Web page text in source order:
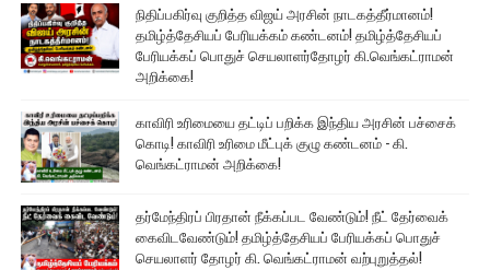
நிதிப்பகிர்வு குறித்த விஜய் அரசின் நாடகத்தீர்மானம்!
தமிழ்த்தேசியப் பேரியக்கம் கண்டனம்! தமிழ்த்தேசியப்
பேரியக்கப் பொதுச் செயலாளர்தோழர் கி.வெங்கட்ராமன்
அறிக்கை!
காவிரி உரிமையை தட்டிப் பறிக்க இந்திய அரசின் பச்சைக்
கொடி! காவிரி உரிமை மீட்புக் குழு கண்டனம் - கி.
வெங்கட்ராமன் அறிக்கை!
தர்மேந்திரப் பிரதான் நீக்கப்பட வேண்டும்! நீட் தேர்வைக்
கைவிடவேண்டும்! தமிழ்த்தேசியப் பேரியக்கப் பொதுச்
செயலாளர் தோழர் கி. வெங்கட்ராமன் வற்புறுத்தல்!